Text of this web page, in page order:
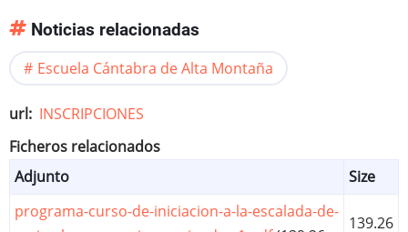
Noticias relacionadas
Escuela Cántabra de Alta Montaña
url INSCRIPCIONES
Ficheros relacionados
Adjunto
Size
programa-curso-de-iniciacion-a-la-escalada-de-
139.26